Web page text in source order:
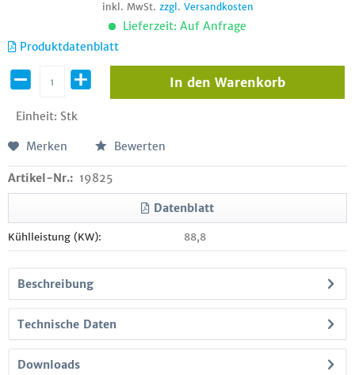
inkl. MwSt. zzgl. Versandkosten
Lieferzeit: Auf Anfrage
Produktdatenblatt
Einheit: Stk
In den Warenkorb
Merken Bewerten
Artikel-Nr.: 19825
Datenblatt
Kühlleistung (KW): 88,8
Beschreibung
Technische Daten
Downloads